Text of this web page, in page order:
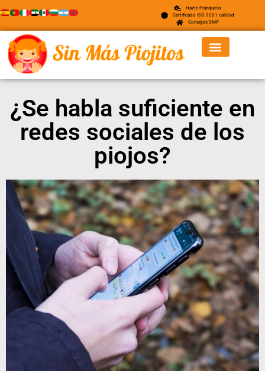
Hazte Franquicia
Certificado ISO 9001 calidad
Consejos SMP
¿Se habla suficiente en
redes sociales de los
piojos?